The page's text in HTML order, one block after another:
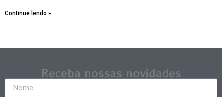
Continue lendo »
Receba nossas novidades